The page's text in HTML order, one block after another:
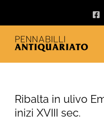
Ribalta in ulivo
inizi XVIII sec.